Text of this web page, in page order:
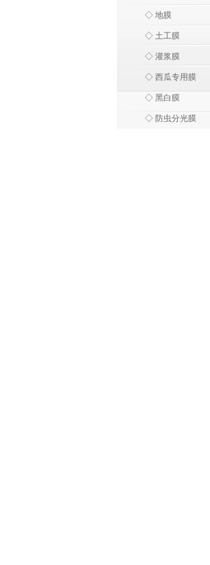
◇ 地膜
◇ 土工膜
◇ 灌浆膜
◇ 西瓜专用膜
◇ 黑白膜
◇ 防虫分光膜